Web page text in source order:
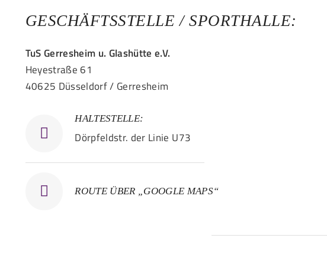
GESCHÄFTSSTELLE / SPORTHALLE:
TuS Gerresheim u. Glashütte e.V.
Heyestraße 61
40625 Düsseldorf / Gerresheim
HALTESTELLE:
Dörpfeldstr. der Linie U73
ROUTE ÜBER „GOOGLE MAPS“